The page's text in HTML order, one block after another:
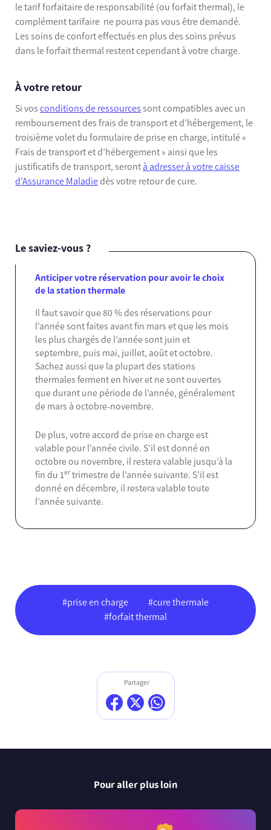
le tarif forfaitaire de responsabilité (ou forfait thermal), le
complément tarifaire ne pourra pas vous être demandé.
Les soins de confort effectués en plus des soins prévus
dans le forfait thermal restent cependant à votre charge.
À votre retour
Si vos conditions de ressources sont compatibles avec un
remboursement des frais de transport et d’hébergement, le
troisième volet du formulaire de prise en charge, intitulé «
Frais de transport et d’hébergement » ainsi que les
justificatifs de transport, seront à adresser à votre caisse
d’Assurance Maladiedès votre retour de cure.
Le saviez-vous ?
Anticiper votre réservation pour avoir le choix
de la station thermale
Il faut savoir que 80 % des réservations pour
l’année sont faites avant fin mars et que les mois
les plus chargés de l’année sont juin et
septembre, puis mai, juillet, août et octobre.
Sachez aussi que la plupart des stations
thermales ferment en hiver et ne sont ouvertes
que durant une période de l’année, généralement
de mars à octobre-novembre.
De plus, votre accord de prise en charge est
valable pour l’année civile. S’il est donné en
octobre ou novembre, il restera valable jusqu’à la
fin du 1ertrimestre de l’année suivante. S’il est
donné en décembre, il restera valable toute
l’année suivante.
#prise en charge
#cure thermale
#forfait thermal
Partager
Pour aller plus loin